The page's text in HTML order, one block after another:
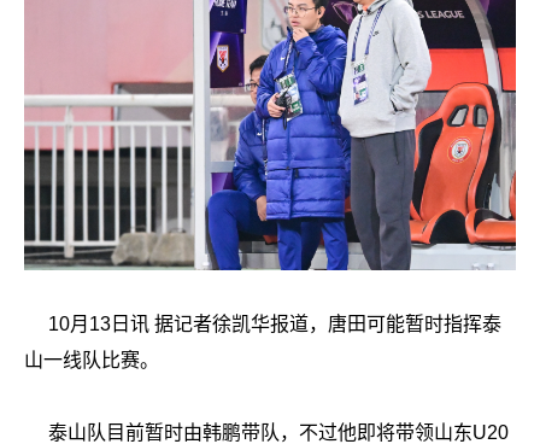
10月13日讯 据记者徐凯华报道，唐田可能暂时指挥泰
山一线队比赛。
泰山队目前暂时由韩鹏带队，不过他即将带领山东U20